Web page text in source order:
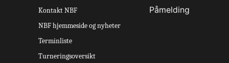
Kontakt NBF
NBF hjemmeside og nyheter
Terminliste
Turneringsoversikt
Påmelding